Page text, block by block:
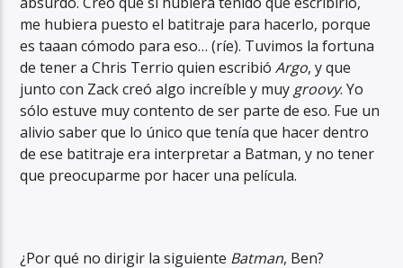
me hubiera puesto el batitraje para hacerlo, porque
es taaan cómodo para eso… (ríe). Tuvimos la fortuna
de tener a Chris Terrio quien escribióArgo, y que
junto con Zack creó algo increíble y muy groovy. Yo
sólo estuve muy contento de ser parte de eso. Fue un
alivio saber que lo único que tenía que hacer dentro
de ese batitraje era interpretar a Batman, y no tener
que preocuparme por hacer una película.
¿Por qué no dirigir la siguiente Batman, Ben?